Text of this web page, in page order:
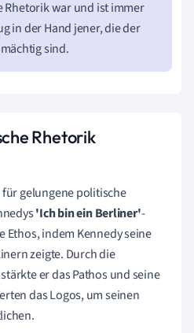
Rhetorik war und ist immer
in der Hand jener, die der
sind.
Rhetorik
gelungene politische
'Ich bin ein Berliner'-
Ethos, indem Kennedy seine
zeigte. Durch die
er das Pathos und seine
das Logos, um seinen